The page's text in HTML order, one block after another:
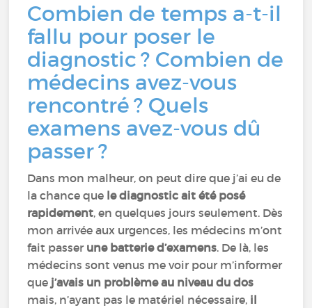
Combien de temps a-t-il
fallu pour poser le
diagnostic ? Combien de
médecins avez-vous
rencontré ? Quels
examens avez-vous dû
passer ?
Dans mon malheur, on peut dire que j’ai eu de
la chance que le diagnostic ait été posé
rapidement, en quelques jours seulement. Dès
mon arrivée aux urgences, les médecins m’ont
fait passer une batterie d’examens. De là, les
médecins sont venus me voir pour m’informer
que j’avais un problème au niveau du dos
mais, n’ayant pas le matériel nécessaire, il